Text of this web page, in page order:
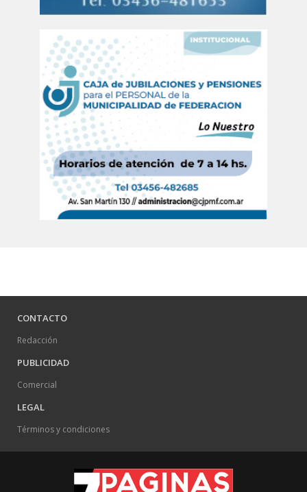
CONTACTO
Redacción
PUBLICIDAD
Comercial
LEGAL
Términos y condiciones